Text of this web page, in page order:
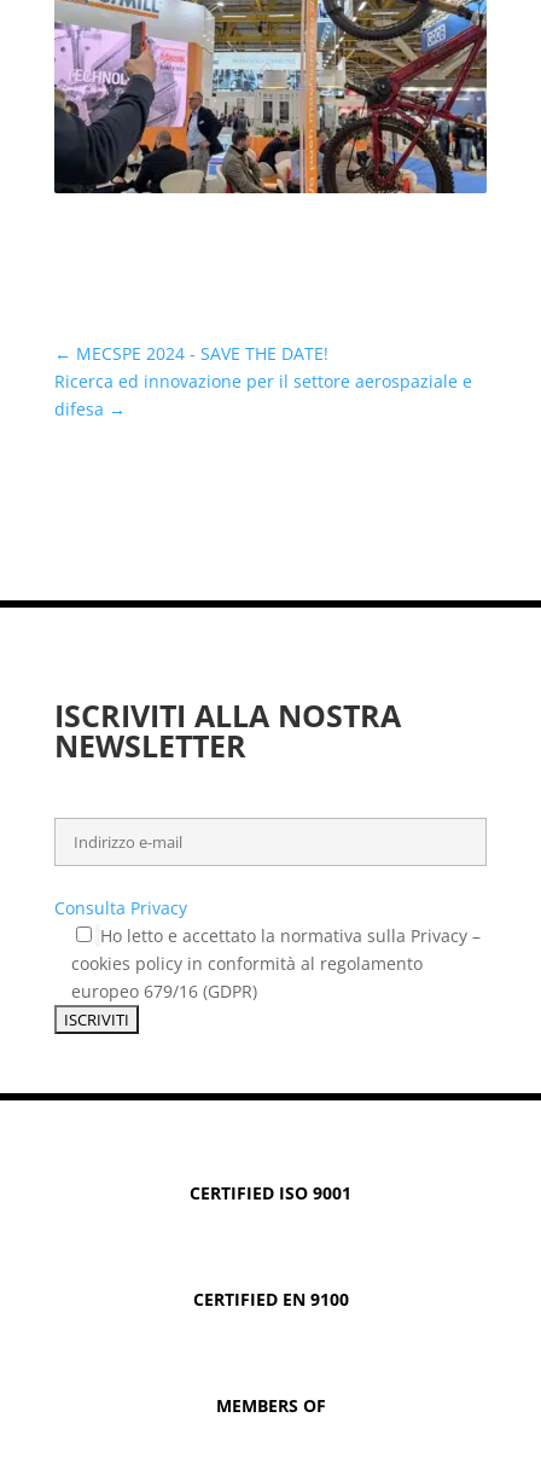
← MECSPE 2024 - SAVE THE DATE!
Ricerca ed innovazione per il settore aerospaziale e
difesa →
ISCRIVITI ALLA NOSTRA
NEWSLETTER
Consulta Privacy
Ho letto e accettato la normativa sulla Privacy –
cookies policy in conformità al regolamento
europeo 679/16 (GDPR)
CERTIFIED ISO 9001
CERTIFIED EN 9100
MEMBERS OF